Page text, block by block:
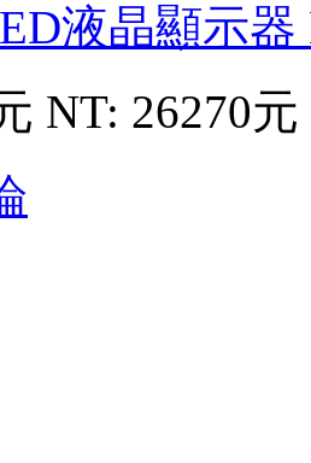
液晶顯示器
NT: 26270元